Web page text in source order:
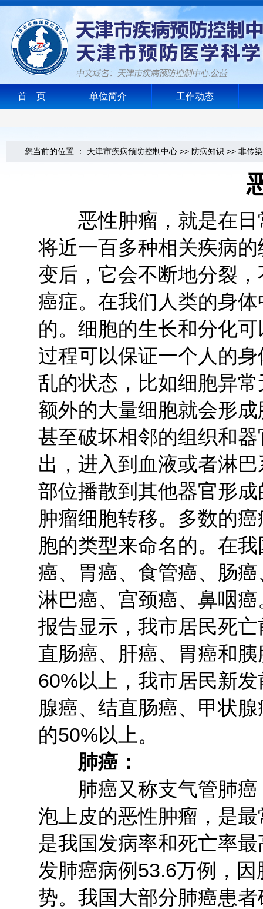
首 页 单位简介 工作动态
您当前的位置 ： 天津市疾病预防控制中心 >> 防病知识 >> 非传
恶性肿瘤，就是在日
将近一百多种相关疾病
变后，它会不断地分裂
癌症。在我们人类的身
的。细胞的生长和分化
过程可以保证一个人的
乱的状态，比如细胞异
额外的大量细胞就会形
甚至破坏相邻的组织和
出，进入到血液或者淋
部位播散到其他器官形
肿瘤细胞转移。多数的
胞的类型来命名的。在
癌、胃癌、食管癌、肠
淋巴癌、宫颈癌、鼻咽
报告显示，我市居民死
直肠癌、肝癌、胃癌和
60%以上，我市居民新
腺癌、结直肠癌、甲状
的50%以上。
肺癌：
肺癌又称支气管肺癌
泡上皮的恶性肿瘤，是
是我国发病率和死亡率
发肺癌病例53.6万例，
势。我国大部分肺癌患